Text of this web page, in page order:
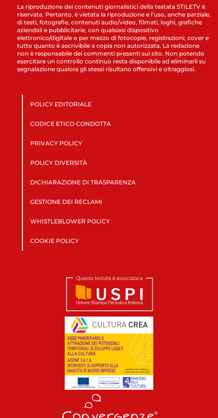
La riproduzione dei contenuti giornalistici della testata STILETV è
riservata. Pertanto, è vietata la riproduzione e l’uso, anche parziale,
di testi, fotografie, contenuti audio/video, filmati, loghi, grafiche
aziendali e pubblicitarie, con qualsiasi dispositivo
elettronico/digitale o per mezzo di fotocopie, registrazioni, cover e
tutto quanto è ascrivibile a copia non autorizzata. La redazione
non è responsabile dei commenti presenti sul sito. Non potendo
esercitare un controllo continuo resta disponibile ad eliminarli su
segnalazione qualora gli stessi risultano offensivi e oltraggiosi.
POLICY EDITORIALE
CODICE ETICO CONDOTTA
PRIVACY POLICY
POLICY DIVERSITÀ
DICHIARAZIONE DI TRASPARENZA
GESTIONE DEI RECLAMI
WHISTLEBLOWER POLICY
COOKIE POLICY